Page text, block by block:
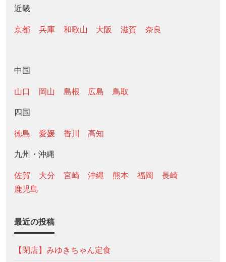
近畿
京都 兵庫 和歌山 大阪 滋賀 奈良
中国
山口 岡山 島根 広島 鳥取
四国
徳島 愛媛 香川 高知
九州・沖縄
佐賀 大分 宮崎 沖縄 熊本 福岡
長崎
鹿児島
最近の投稿
【閉店】みゆきちゃん定食